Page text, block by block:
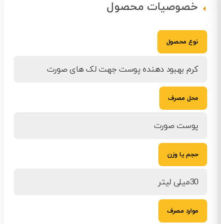
خصوصیات محصول
نوع محصول
کرم بهبود دهنده پوست جهت لک های صورت
محل مصرف
پوست صورت
حجم یا وزن
30میلی لیتر
موارد مصرف